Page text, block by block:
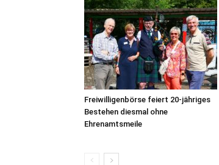
Freiwilligenbörse feiert 20-jähriges
Bestehen diesmal ohne
Ehrenamtsmeile